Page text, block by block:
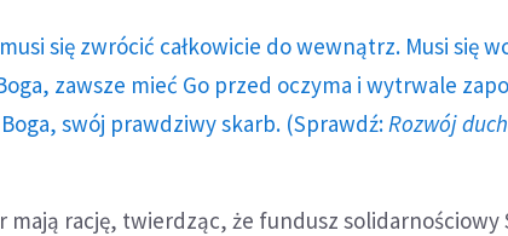
się zwrócić całkowicie do wewnątrz. Musi się
zawsze mieć Go przed oczyma i wytrwale
swój prawdziwy skarb. (Sprawdź: Rozwój
mają rację, twierdząc, że fundusz solidarnościowy